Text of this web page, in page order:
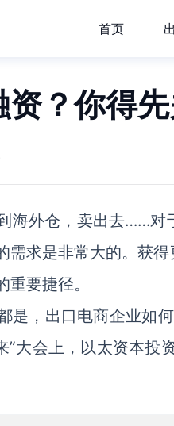
首页
资？你得
海外仓，卖出去……
需求是非常大的。获
要捷径。
是，出口电商企业如
”大会上，以太资本投